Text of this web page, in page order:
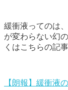
緩衝液ってのは
が変わらない幻
くはこちらの記
【朗報】緩衝液